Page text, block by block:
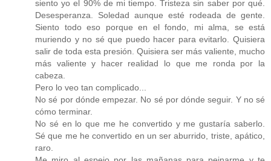
siento yo el 90% de mi tiempo. Tristeza sin saber por qué.
Desesperanza. Soledad aunque esté rodeada de gente.
Siento todo eso porque en el fondo, mi alma, se está
muriendo y no sé que puedo hacer para evitarlo. Quisiera
salir de toda esta presión. Quisiera ser más valiente, mucho
más valiente y hacer realidad lo que me ronda por la
cabeza.
Pero lo veo tan complicado...
No sé por dónde empezar. No sé por dónde seguir. Y no sé
cómo terminar.
No sé en lo que me he convertido y me gustaría saberlo.
Sé que me he convertido en un ser aburrido, triste, apático,
raro.